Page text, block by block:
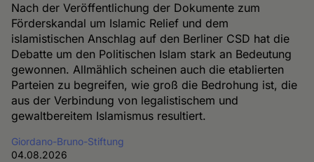
Nach der Veröffentlichung der Dokumente zum
Förderskandal um Islamic Relief und dem
islamistischen Anschlag auf den Berliner CSD hat die
Debatte um den Politischen Islam stark an Bedeutung
gewonnen. Allmählich scheinen auch die etablierten
Parteien zu begreifen, wie groß die Bedrohung ist, die
aus der Verbindung von legalistischem und
gewaltbereitem Islamismus resultiert.
Giordano-Bruno-Stiftung
04.08.2026